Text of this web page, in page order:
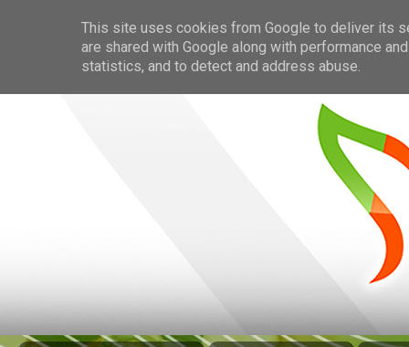
This site uses cookies from Google to deliver its
are shared with Google along with performance
statistics, and to detect and address abuse.